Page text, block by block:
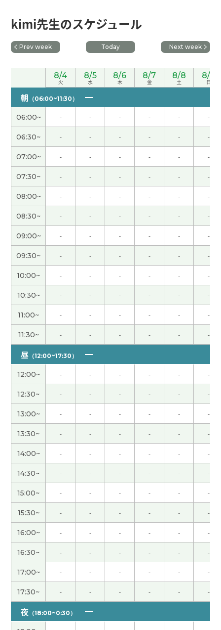
辛苦了～。下节课见。( 50代 男性 )
我高中的时候最喜欢的科目就是物理学。如果那时
候有具备当前功能的电脑，物理学模拟进行起来更
有趣。下节课见。( 50代 男性 )
今天很热。阳光非常强。出门有中暑的危险。下次
见吧。( 男性 )
周末愉快！下节课见。
能够了解“三道茶”的寓意，让我受益匪浅。下节课
见。
我想更加努力地学习，能够多说话。谢谢老师，下
次见。
辛苦了～。下节课见。 ( 50代 男性 )
我属于运动后容易长肌肉的体质，一游泳上半身就
会变壮。因此，体重增加导致跑步变得吃力，这让
我很烦恼。下节课见。( 50代 男性 )
今天辛苦了～。祝你周末愉快！ ( 50代 男性 )
八月末我打算又跟中国朋友一起去长野县三天两夜
的登山。下节课见。
辛苦了～，下节课见。
发音很容易理解，这太好了。
我非常喜欢上了“借钱见人心，还钱见人品”这句
话。以后我也打算用一用。下节课见！( 50代 男性 )
老师，谢谢您帮我学习汉语。今年三月末我离职
了。然后我还没找到新的工作。五月美国的工作人
员请我帮他们顾问。但是我们还没有面试。然后八
月我开始受到养老金。哈哈哈😅下次见~
大多数的人很喜欢买东西。我哥哥也一样但喜欢的
是价格最便宜的东西。还有他很知道质量好的产
品。最便宜的东西。下次见吧。
和老师聊植物，我非常开心。谢谢老师，下次见！(
女性 )
确实如此。在今天凌晨举行的世界杯足球赛日本对
kimi先生のスケジュール
Prev week Today Next week
8/4
火
8/5
水
8/6
木
8/7
金
8/8
土
8/9
日
朝 （06:00~11:30）
06:00~ - - - - - -
06:30~ - - - - - -
07:00~ - - - - - -
07:30~ - - - - - -
08:00~ - - - - - -
08:30~ - - - - - -
09:00~ - - - - - -
09:30~ - - - - - -
10:00~ - - - - - -
10:30~ - - - - - -
11:00~ - - - - - -
11:30~ - - - - - -
昼 （12:00~17:30）
12:00~ - - - - - -
12:30~ - - - - - -
13:00~ - - - - - -
13:30~ - - - - - -
14:00~ - - - - - -
14:30~ - - - - - -
15:00~ - - - - - -
15:30~ - - - - - -
16:00~ - - - - - -
16:30~ - - - - - -
17:00~ - - - - - -
17:30~ - - - - - -
夜 （18:00~0:30）